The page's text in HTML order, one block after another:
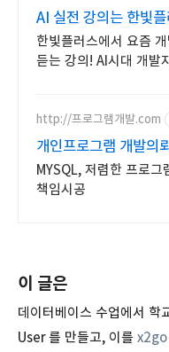
AI 실전 강의는 한빛플
필수 코스
한빛플러스에서 요즘
듣는 강의! AI시대 개발
http://프로그램개발.com
개인프로그램 개발의
MYSQL, 저렴한 프로
책임시공
이 글은
데이터베이스 수업에서 학
User 를 만들고, 이를